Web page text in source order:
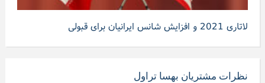
لاتاری 2021 و افزایش شانس ایرانیان برای قبولی
نظرات مشتریان بهسا تراول